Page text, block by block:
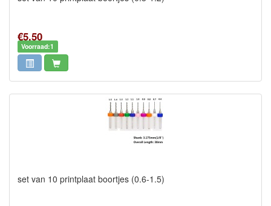
€5,50
Voorraad:1
set van 10 printplaat boortjes (0.6-1.5)